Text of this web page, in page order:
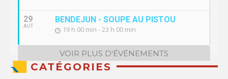
29
AUT
BENDEJUN - SOUPE AU PISTOU
19 h 00 min - 23 h 00 min
VOIR PLUS D'ÉVÉNEMENTS
CATÉGORIES